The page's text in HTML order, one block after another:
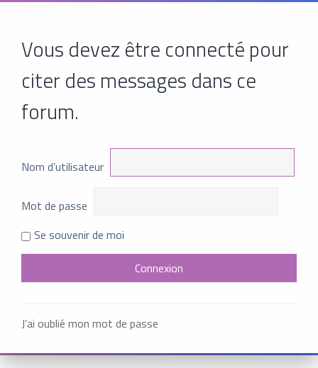
Vous devez être connecté pour
citer des messages dans ce
forum.
Nom d’utilisateur
Mot de passe
Se souvenir de moi
J’ai oublié mon mot de passe